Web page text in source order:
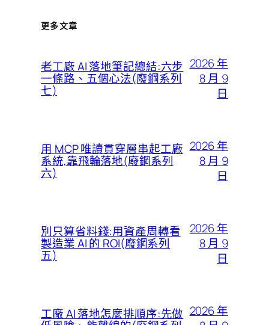
更多文章
老工廠 AI 落地筆記總結:六步
一條路、五個心法(廢鋼系列
七)
2026 年
8 月 9
日
用 MCP 唯讀貫穿層串起工廠
系統,靠飛輪落地(廢鋼系列
六)
2026 年
8 月 9
日
別只算省料錢:用資產周轉看
製造業 AI 的 ROI(廢鋼系列
五)
2026 年
8 月 9
日
工廠 AI 落地怎麼排順序:先做 2026 年